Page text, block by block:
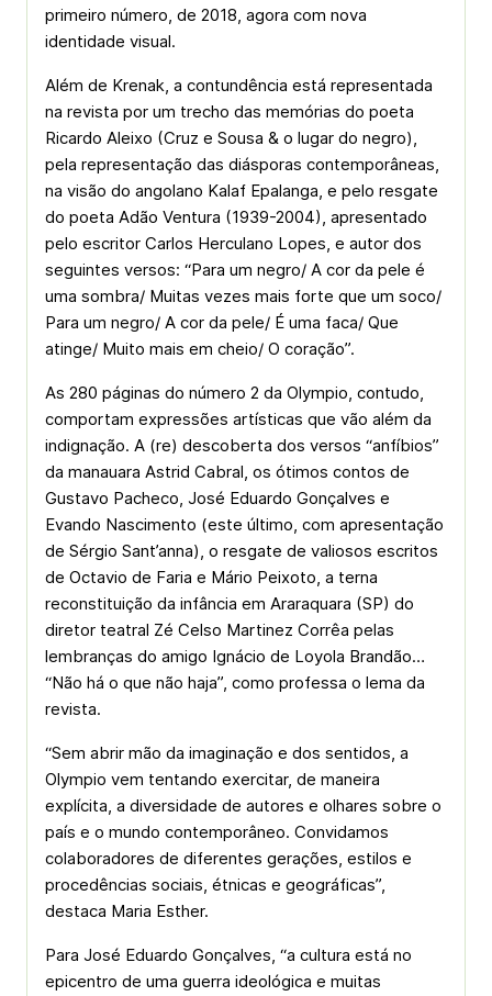
primeiro número, de 2018, agora com nova
identidade visual.
Além de Krenak, a contundência está representada
na revista por um trecho das memórias do poeta
Ricardo Aleixo (Cruz e Sousa & o lugar do negro),
pela representação das diásporas contemporâneas,
na visão do angolano Kalaf Epalanga, e pelo resgate
do poeta Adão Ventura (1939-2004), apresentado
pelo escritor Carlos Herculano Lopes, e autor dos
seguintes versos: “Para um negro/ A cor da pele é
uma sombra/ Muitas vezes mais forte que um soco/
Para um negro/ A cor da pele/ É uma faca/ Que
atinge/ Muito mais em cheio/ O coração”.
As 280 páginas do número 2 da Olympio, contudo,
comportam expressões artísticas que vão além da
indignação. A (re) descoberta dos versos “anfíbios”
da manauara Astrid Cabral, os ótimos contos de
Gustavo Pacheco, José Eduardo Gonçalves e
Evando Nascimento (este último, com apresentação
de Sérgio Sant’anna), o resgate de valiosos escritos
de Octavio de Faria e Mário Peixoto, a terna
reconstituição da infância em Araraquara (SP) do
diretor teatral Zé Celso Martinez Corrêa pelas
lembranças do amigo Ignácio de Loyola Brandão…
“Não há o que não haja”, como professa o lema da
revista.
“Sem abrir mão da imaginação e dos sentidos, a
Olympio vem tentando exercitar, de maneira
explícita, a diversidade de autores e olhares sobre o
país e o mundo contemporâneo. Convidamos
colaboradores de diferentes gerações, estilos e
procedências sociais, étnicas e geográficas”,
destaca Maria Esther.
Para José Eduardo Gonçalves, “a cultura está no
epicentro de uma guerra ideológica e muitas